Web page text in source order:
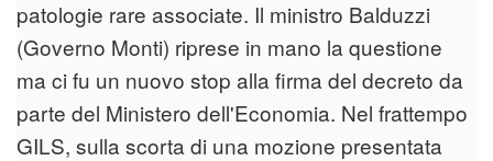
patologie rare associate. Il ministro Balduzzi
(Governo Monti) riprese in mano la questione
ma ci fu un nuovo stop alla firma del decreto da
parte del Ministero dell'Economia. Nel frattempo
GILS, sulla scorta di una mozione presentata